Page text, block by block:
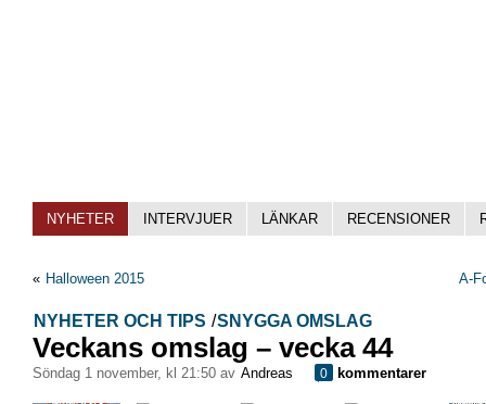
NYHETER INTERVJUER LÄNKAR RECENSIONER
« Halloween 2015 A-
NYHETER OCH TIPS /SNYGGA OMSLAG
Veckans omslag – vecka 44
söndag 1 november, kl 21:50 av Andreas 0 kommentarer